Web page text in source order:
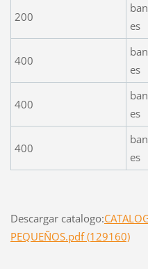
200
es
400
es
400
es
400
es
Descargar catalogo:
PEQUEÑOS.pdf (129160)